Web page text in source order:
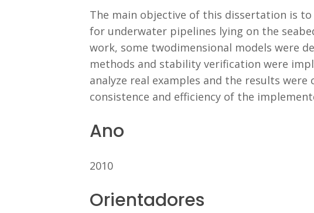
The main objective of this dissertation is
for underwater pipelines lying on the
work, some twodimensional models were
methods and stability verification were
analyze real examples and the results
consistence and efficiency of the
Ano
2010
Orientadores